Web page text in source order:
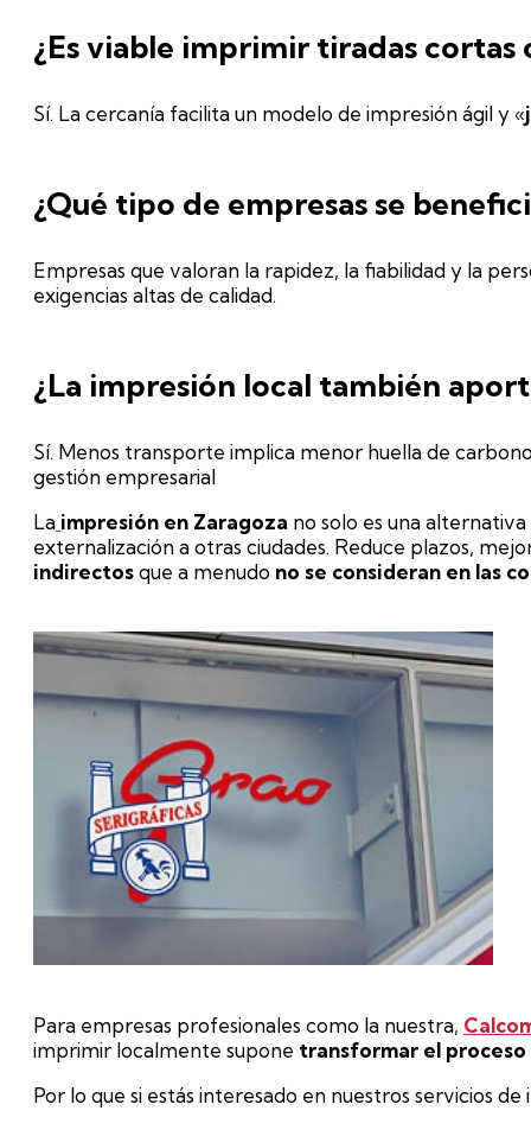
¿Es viable imprimir tiradas cortas
Sí. La cercanía facilita un modelo de impresión ágil y «
¿Qué tipo de empresas se
Empresas que valoran la rapidez, la fiabilidad y la
exigencias altas de calidad.
¿La impresión local también
Sí. Menos transporte implica menor huella de
gestión empresarial
La impresión en Zaragoza no solo es una
externalización a otras ciudades. Reduce plazos,
indirectosque a menudo no se consideran en las
Para empresas profesionales como la nuestra,
imprimir localmente supone transformar el
Por lo que si estás interesado en nuestros servicios